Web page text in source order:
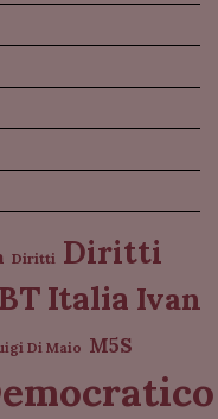
Diritti Diritti
Italia Ivan
Di Maio M5S